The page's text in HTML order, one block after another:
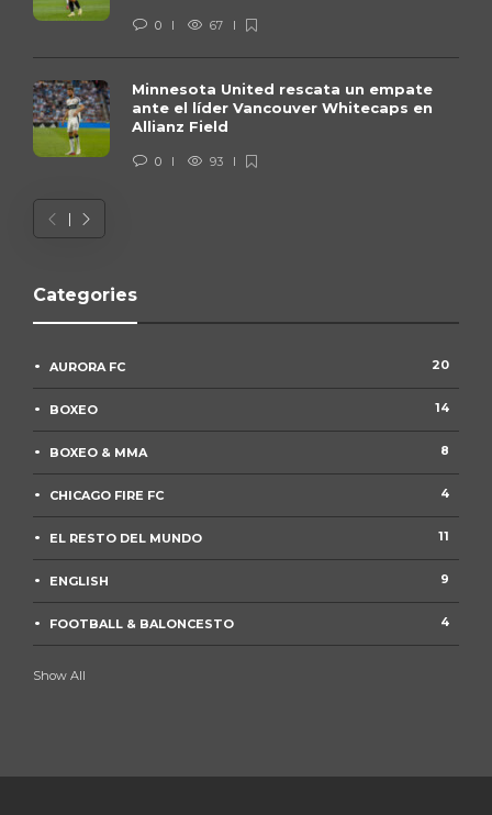
0 67
Minnesota United rescata un empate
ante el líder Vancouver Whitecaps en
Allianz Field
0 93
Categories
AURORA FC 20
BOXEO 14
BOXEO & MMA 8
CHICAGO FIRE FC 4
EL RESTO DEL MUNDO 11
ENGLISH 9
FOOTBALL & BALONCESTO 4
Show All